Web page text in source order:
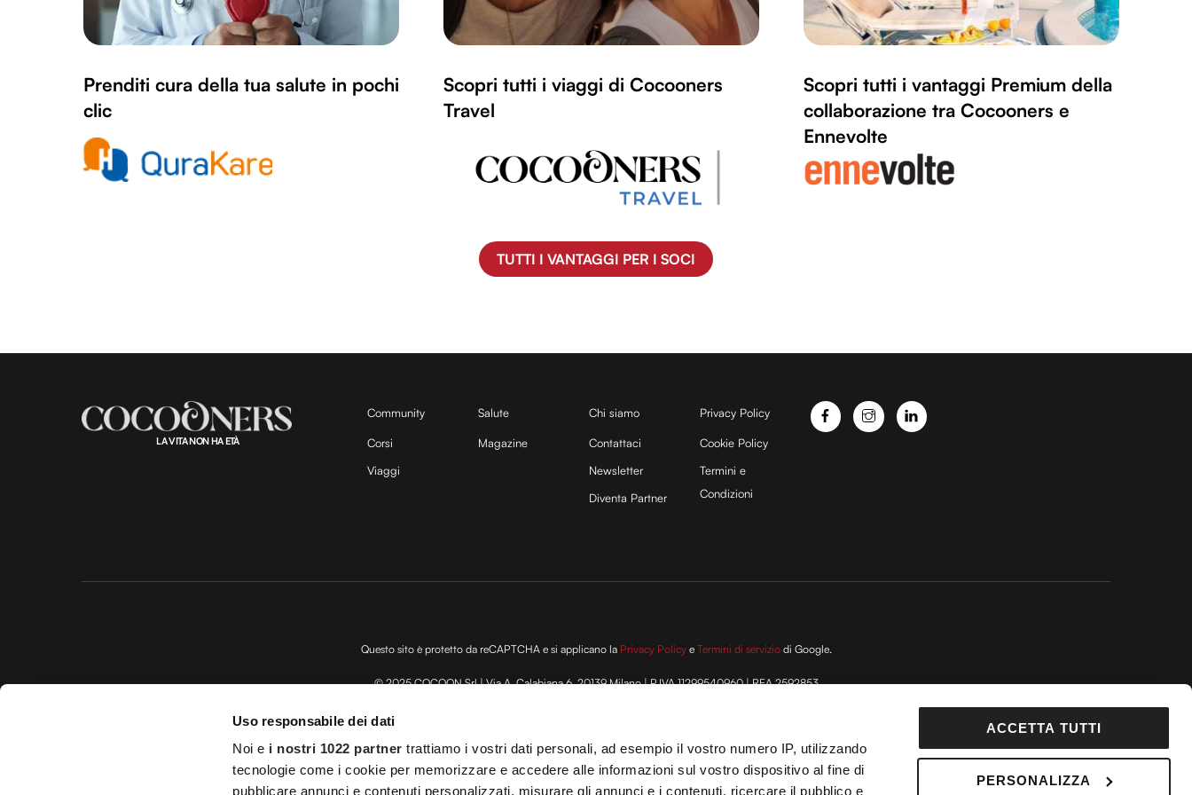
Uso responsabile dei dati
Noi e i nostri 1022 partner trattiamo i vostri dati personali, ad esempio il vostro numero IP, utilizzando
tecnologie come i cookie per memorizzare e accedere alle informazioni sul vostro dispositivo al fine di
pubblicare annunci e contenuti personalizzati, misurare gli annunci e i contenuti, ricercare il pubblico e
ACCETTA TUTTI
PERSONALIZZA
Prenditi cura della tua salute in pochi
clic
Scopri tutti i viaggi di Cocooners
Travel
Scopri tutti i vantaggi Premium della
collaborazione tra Cocooners e
Ennevolte
TUTTI I VANTAGGI PER I SOCI
LA VITA NON HA ETÀ
Community
Corsi
Viaggi
Salute
Magazine
Chi siamo
Contattaci
Newsletter
Diventa Partner
Privacy Policy
Cookie Policy
Termini e
Condizioni
Questo sito è protetto da reCAPTCHA e si applicano la Privacy Policye Termini di serviziodi Google.
© 2025 COCOON Srl | Via A. Calabiana 6, 20139 Milano | P.IVA 11299540960 | REA 2592853